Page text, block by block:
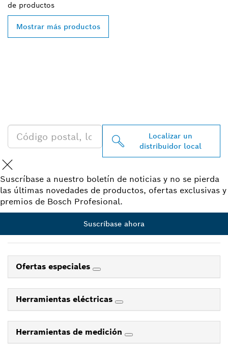
de productos
Mostrar más productos
Localizar un
distribuidor local
Suscríbase a nuestro boletín de noticias y no se pierda
las últimas novedades de productos, ofertas exclusivas y
premios de Bosch Profesional.
Suscríbase ahora
Ofertas especiales
Herramientas eléctricas
Herramientas de medición